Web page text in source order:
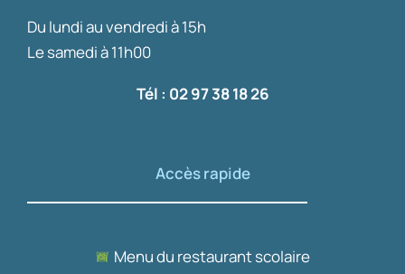
Du lundi au vendredi à 15h
Le samedi à 11h00
Tél : 02 97 38 18 26
Accès rapide
Menu du restaurant scolaire